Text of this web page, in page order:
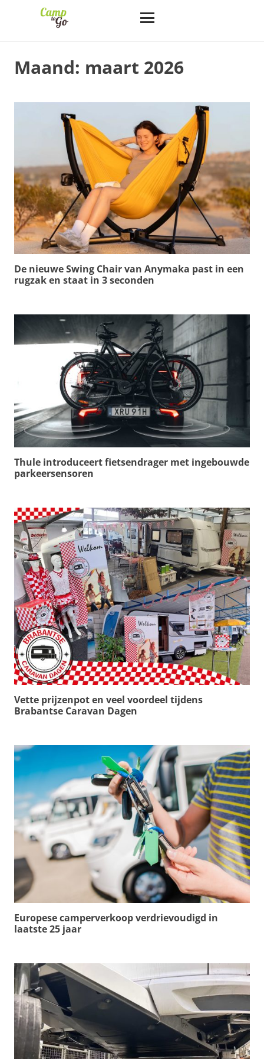
Maand: maart 2026
De nieuwe Swing Chair van Anymaka past in een
rugzak en staat in 3 seconden
Thule introduceert fietsendrager met ingebouwde
parkeersensoren
Vette prijzenpot en veel voordeel tijdens
Brabantse Caravan Dagen
Europese camperverkoop verdrievoudigd in
laatste 25 jaar